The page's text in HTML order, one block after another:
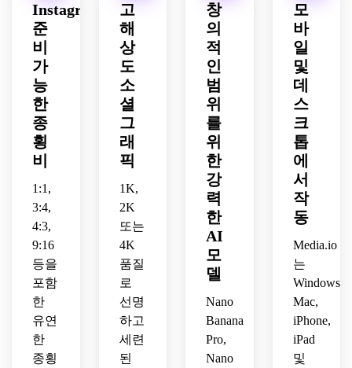
텍스
트를
위한
깨끗
한 영
역이
있는
미니
멀한
럭셔
집 스
타일
로 스
킨케
어 브
랜드
를 위
한 프
리미
엄 사
각형
Instagram
높은
타그
캠페
인 미
학,
흥미
진진
하고
선명
하며
즉시
공유
할 수
있는
세련
된 사
각형
레이
아웃
으로
대담
한 인
스타
그램
Instagram
준
비
가
능
한
종
횡
비
1:1,
3:4,
4:3,
9:16
등을
포함
한
유연
한
종횡
고
해
상
도
소
셜
그
래
픽
1K,
2K
또는
4K
품질
로
선명
하고
세련
된
창
의
적
인
범
위
를
위
한
강
력
한
AI
모
델
Nano
Banana
Pro,
Nano
모
바
일
및
데
스
크
톱
에
서
작
동
Media.io
는
Windows,
Mac,
iPhone,
iPad
및